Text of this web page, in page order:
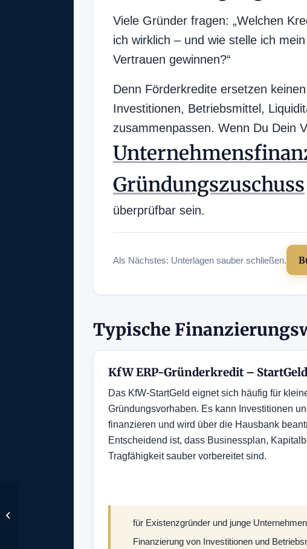
Viele Gründer fragen: „Welchen
ich wirklich – und wie stelle ich
Vertrauen gewinnen?“
Denn Förderkredite ersetzen
Investitionen, Betriebsmittel,
zusammenpassen. Wenn Du Dein
Gründungszuschuss
überprüfbar sein.
Als Nächstes: Unterlagen sauber schließen.
Typische
KfW ERP-Gründerkredit – StartGeld
Das KfW-StartGeld eignet sich häufig für
Gründungsvorhaben. Es kann Investitionen
finanzieren und wird über die Hausbank
Entscheidend ist, dass Businessplan,
Tragfähigkeit sauber vorbereitet sind.
für Existenzgründer und junge Unternehmen
Finanzierung von Investitionen und